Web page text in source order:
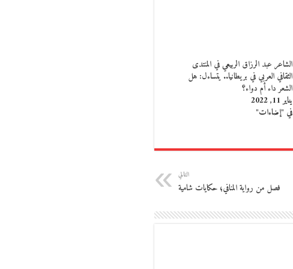
الشاعر عبد الرزاق الربيعي في المنتدى
الثقافي العربي في بريطانيا.. يتساءل: هل
الشعر داء أم دواء؟
يناير 11, 2022
في "إضاءات"
التالي
فصل من رواية المنافي؛ حكايات شامية